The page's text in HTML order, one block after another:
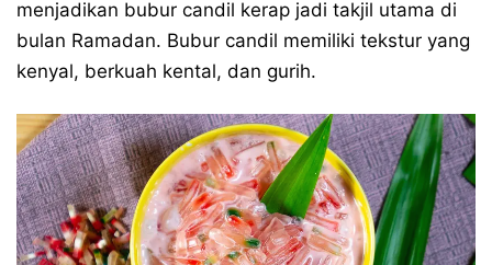
menjadikan bubur candil kerap jadi takjil utama di
bulan Ramadan. Bubur candil memiliki tekstur yang
kenyal, berkuah kental, dan gurih.